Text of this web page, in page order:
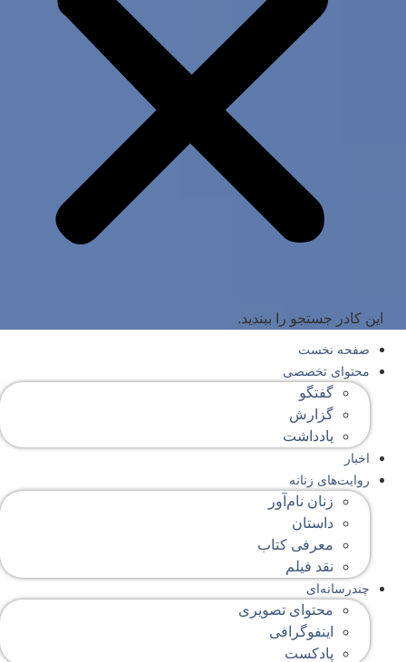
این کادر جستجو را ببندید.
صفحه‌ نخست
محتوای‌ تخصصی
گفتگو
گزارش
یادداشت
اخبار
روایت‌های زنانه
زنان نام‌آور
داستان
معرفی کتاب
نقد فیلم
چندرسانه‌ای
محتوای تصویری
اینفوگرافی
پادکست